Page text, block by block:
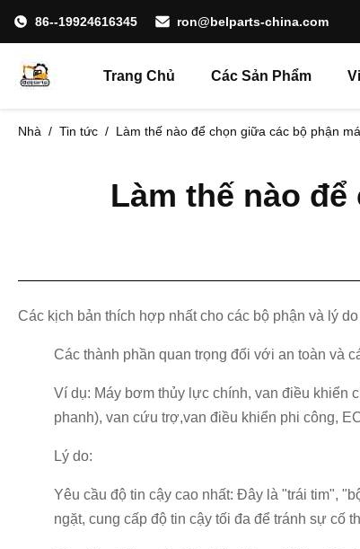
86--19924616345 ron@belparts-china.com
Trang Chủ Các Sản Phẩm
Nhà / Tin tức / Làm thế nào để chọn giữa các bộ phận
Làm thế nào
Các kịch bản thích hợp nhất cho các bộ phận và lý
Các thành phần quan trọng đối với an toàn và
Ví dụ: Máy bơm thủy lực chính, van điều khiển
phanh), van cứu trợ,van điều khiển phi công,
Lý do:
Yêu cầu độ tin cậy cao nhất: Đây là "trái tim",
ngặt, cung cấp độ tin cậy tối đa để tránh sự cố